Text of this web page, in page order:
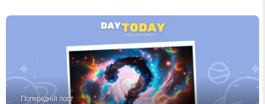
Попередній пост